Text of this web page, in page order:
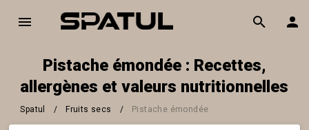
Pistache émondée : Recettes,
allergènes et valeurs nutritionnelles
Spatul / Fruits secs / Pistache émondée